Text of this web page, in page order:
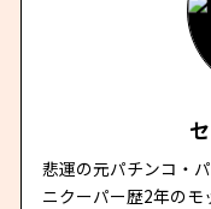
悲運の元パチンコ・
ニクーパー歴2年の